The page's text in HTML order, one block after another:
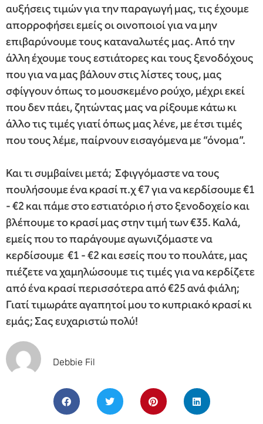
αυξήσεις τιμών για την παραγωγή μας, τις έχουμε
απορροφήσει εμείς οι οινοποιοί για να μην
επιβαρύνουμε τους καταναλωτές μας. Από την
άλλη έχουμε τους εστιάτορες και τους ξενοδόχους
που για να μας βάλουν στις λίστες τους, μας
σφίγγουν όπως το μουσκεμένο ρούχο, μέχρι εκεί
που δεν πάει, ζητώντας μας να ρίξουμε κάτω κι
άλλο τις τιμές γιατί όπως μας λένε, με έτσι τιμές
που τους λέμε, παίρνουν εισαγόμενα με “όνομα”.
Και τι συμβαίνει μετά; Σφιγγόμαστε να τους
πουλήσουμε ένα κρασί π.χ €7 για να κερδίσουμε €1
‐ €2 και πάμε στο εστιατόριο ή στο ξενοδοχείο και
βλέπουμε το κρασί μας στην τιμή των €35. Καλά,
εμείς που το παράγουμε αγωνιζόμαστε να
κερδίσουμε €1 ‐ €2 και εσείς που το πουλάτε, μας
πιέζετε να χαμηλώσουμε τις τιμές για να κερδίζετε
από ένα κρασί περισσότερα από €25 ανά φιάλη;
Γιατί τιμωράτε αγαπητοί μου το κυπριακό κρασί κι
εμάς; Σας ευχαριστώ πολύ!
Debbie Fil